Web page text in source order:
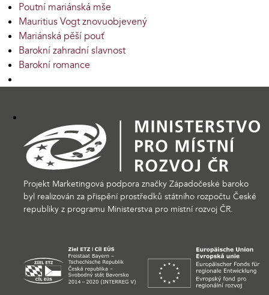
Poutní mariánská mše
Mauritius Vogt znovuobjevený
Mariánská pěší pouť
Barokní zahradní slavnost
Barokní romance
Projekt Marketingová podpora značky Západočeské baroko
byl realizován za přispění prostředků státního rozpočtu České
republiky z programu Ministerstva pro místní rozvoj ČR.